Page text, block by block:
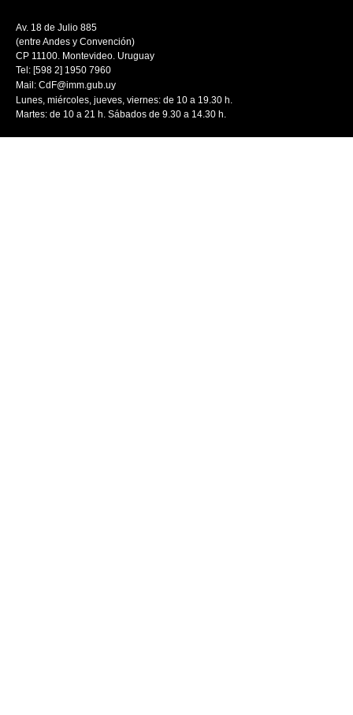
Av. 18 de Julio 885
(entre Andes y Convención)
CP 11100. Montevideo. Uruguay
Tel: [598 2] 1950 7960
Mail: CdF@imm.gub.uy
Lunes, miércoles, jueves, viernes: de 10 a 19.30 h.
Martes: de 10 a 21 h. Sábados de 9.30 a 14.30 h.